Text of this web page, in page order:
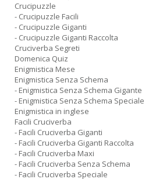
Crucipuzzle
- Crucipuzzle Facili
- Crucipuzzle Giganti
- Crucipuzzle Giganti Raccolta
Cruciverba Segreti
Domenica Quiz
Enigmistica Mese
Enigmistica Senza Schema
- Enigmistica Senza Schema Gigante
- Enigmistica Senza Schema Speciale
Enigmistica in inglese
Facili Cruciverba
- Facili Cruciverba Giganti
- Facili Cruciverba Giganti Raccolta
- Facili Cruciverba Maxi
- Facili Cruciverba Senza Schema
- Facili Cruciverba Speciale